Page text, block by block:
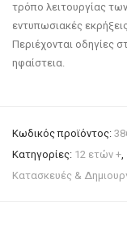
τρόπο λειτουργίας
εντυπωσιακές
Περιέχονται οδηγίες
ηφαίστεια.
Κωδικός προϊόντος:
Κατηγορίες: 12 ετών +,
Κατασκευές &